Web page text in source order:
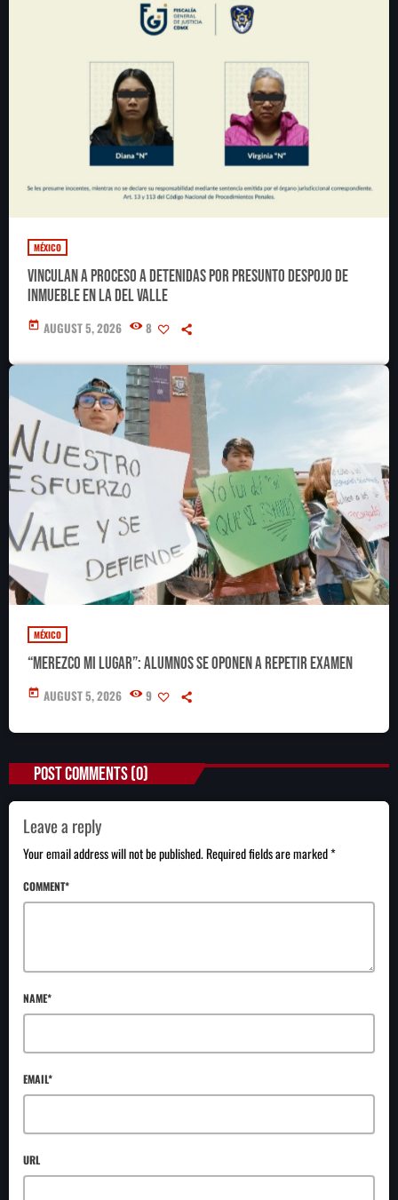
MÉXICO
Vinculan a proceso a detenidas por presunto despojo de
inmueble en la Del Valle
today AUGUST 5, 2026 8
MÉXICO
“Merezco mi lugar”: alumnos se oponen a repetir examen
today AUGUST 5, 2026 9
POST COMMENTS (0)
Leave a reply
Your email address will not be published. Required fields are marked *
COMMENT*
NAME*
EMAIL*
URL